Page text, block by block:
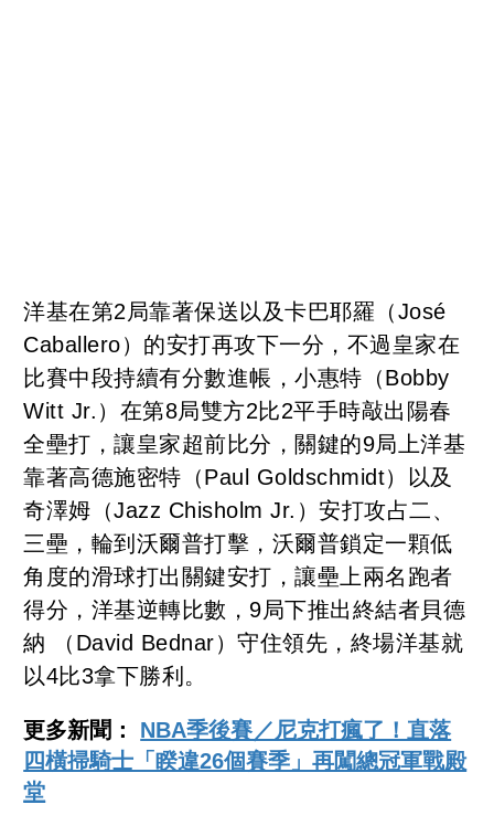
洋基在第2局靠著保送以及卡巴耶羅（José
Caballero）的安打再攻下一分，不過皇家在
比賽中段持續有分數進帳，小惠特（Bobby
Witt Jr.）在第8局雙方2比2平手時敲出陽春
全壘打，讓皇家超前比分，關鍵的9局上洋基
靠著高德施密特（Paul Goldschmidt）以及
奇澤姆（Jazz Chisholm Jr.）安打攻占二、
三壘，輪到沃爾普打擊，沃爾普鎖定一顆低
角度的滑球打出關鍵安打，讓壘上兩名跑者
得分，洋基逆轉比數，9局下推出終結者貝德
納 （David Bednar）守住領先，終場洋基就
以4比3拿下勝利。
更多新聞： NBA季後賽／尼克打瘋了！直落
四橫掃騎士「睽違26個賽季」再闖總冠軍戰殿
堂